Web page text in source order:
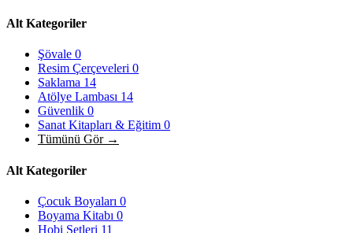
Alt Kategoriler
Şövale 0
Resim Çerçeveleri 0
Saklama 14
Atölye Lambası 14
Güvenlik 0
Sanat Kitapları & Eğitim 0
Tümünü Gör →
Alt Kategoriler
Çocuk Boyaları 0
Boyama Kitabı 0
Hobi Setleri 11